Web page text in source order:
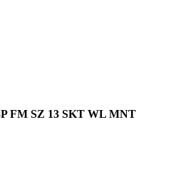
FM SZ 13 SKT WL MNT